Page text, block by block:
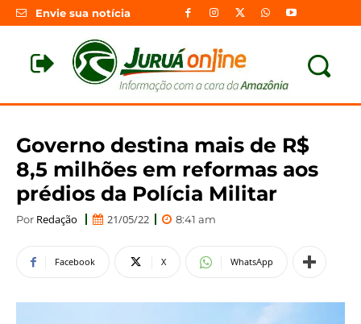
Envie sua notícia
Governo destina mais de R$
8,5 milhões em reformas aos
prédios da Polícia Militar
Por Redação 21/05/22 8:41 am
Facebook X WhatsApp